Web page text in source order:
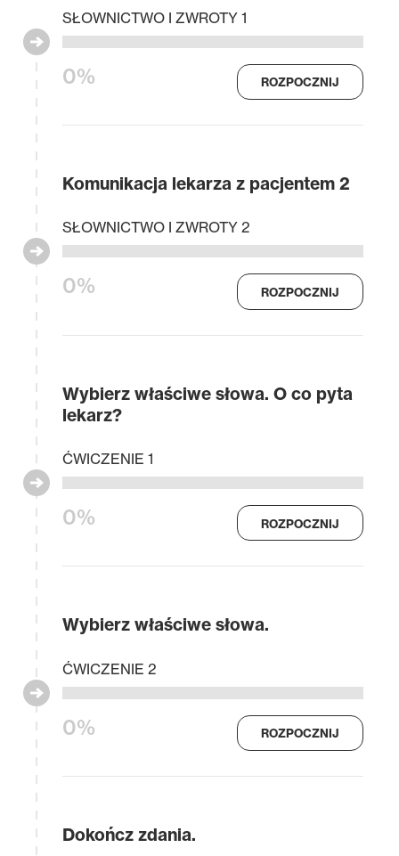
0%
SŁOWNICTWO I ZWROTY 1
ROZPOCZNIJ
Komunikacja lekarza z pacjentem 2
0%
SŁOWNICTWO I ZWROTY 2
ROZPOCZNIJ
Wybierz właściwe słowa. O co pyta
lekarz?
0%
ĆWICZENIE 1
ROZPOCZNIJ
Wybierz właściwe słowa.
0%
ĆWICZENIE 2
ROZPOCZNIJ
Dokończ zdania.